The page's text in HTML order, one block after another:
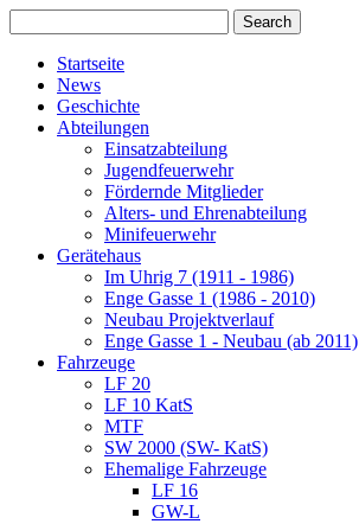
Startseite
News
Geschichte
Abteilungen
Einsatzabteilung
Jugendfeuerwehr
Fördernde Mitglieder
Alters- und Ehrenabteilung
Minifeuerwehr
Gerätehaus
Im Uhrig 7 (1911 - 1986)
Enge Gasse 1 (1986 - 2010)
Neubau Projektverlauf
Enge Gasse 1 - Neubau (ab 2011)
Fahrzeuge
LF 20
LF 10 KatS
MTF
SW 2000 (SW- KatS)
Ehemalige Fahrzeuge
LF 16
GW-L